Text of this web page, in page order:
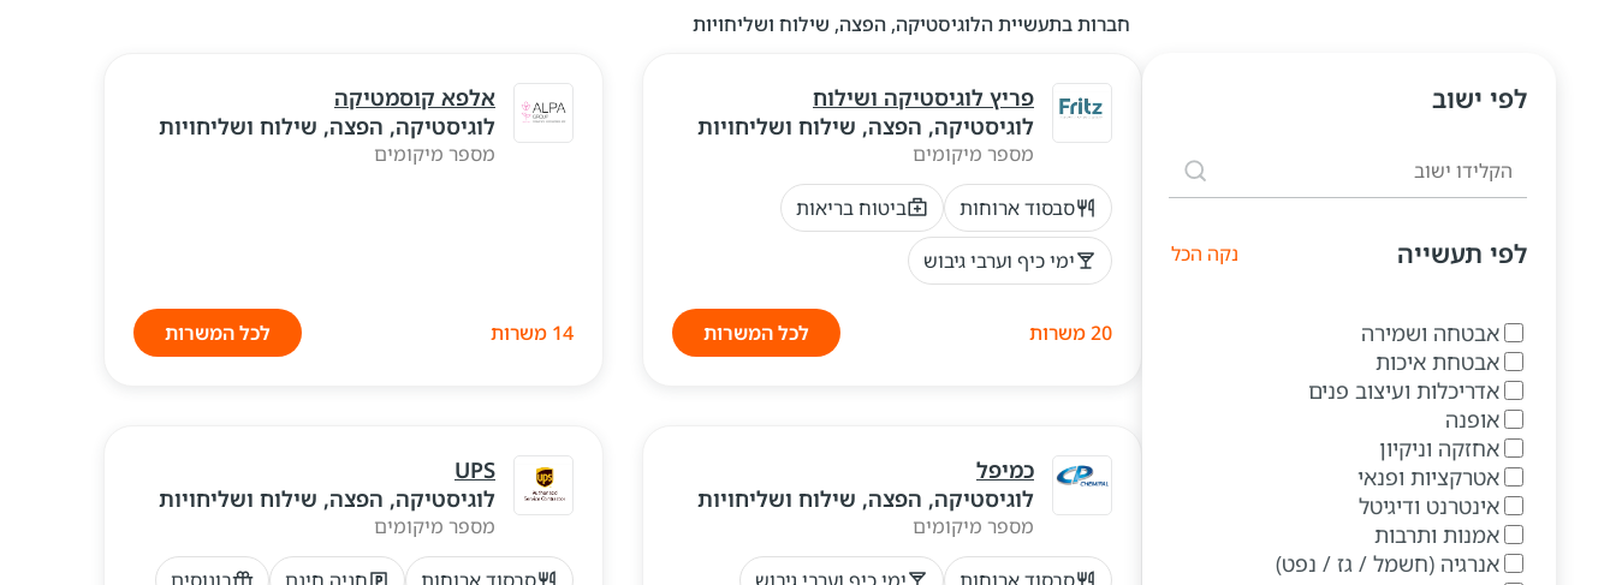
לפי ישוב
לפי תעשייה נקה הכל
אבטחה ושמירה
אבטחת איכות
אדריכלות ועיצוב פנים
אופנה
אחזקה וניקיון
אטרקציות ופנאי
אינטרנט ודיגיטל
אמנות ותרבות
אנרגיה (חשמל / גז / נפט)
חברות בתעשיית הלוגיסטיקה, הפצה, שילוח ושליחויות
פריץ לוגיסטיקה ושילוח
לוגיסטיקה, הפצה, שילוח ושליחויות
מספר מיקומים
סבסוד ארוחות
ביטוח בריאות
ימי כיף וערבי גיבוש
20 משרות לכל המשרות
אלפא קוסמטיקה
לוגיסטיקה, הפצה, שילוח ושליחויות
מספר מיקומים
14 משרות לכל המשרות
כמיפל
לוגיסטיקה, הפצה, שילוח ושליחויות
מספר מיקומים
UPS
לוגיסטיקה, הפצה, שילוח ושליחויות
מספר מיקומים